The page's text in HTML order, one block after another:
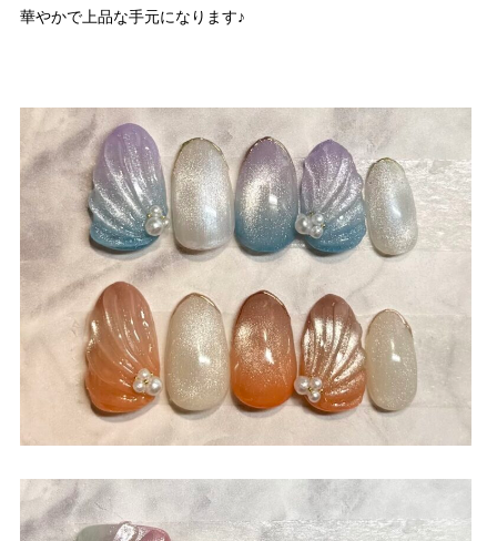
華やかで上品な手元になります♪